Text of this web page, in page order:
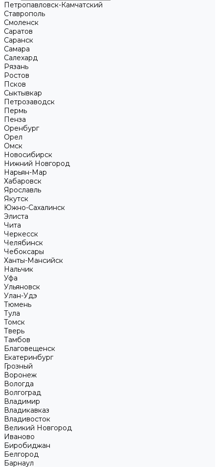
Петропавловск-Камчатский
Ставрополь
Смоленск
Саратов
Саранск
Самара
Салехард
Рязань
Ростов
Псков
Сыктывкар
Петрозаводск
Пермь
Пенза
Оренбург
Орел
Омск
Новосибирск
Нижний Новгород
Нарьян-Мар
Хабаровск
Ярославль
Якутск
Южно-Сахалинск
Элиста
Чита
Черкесск
Челябинск
Чебоксары
Ханты-Мансийск
Нальчик
Уфа
Ульяновск
Улан-Удэ
Тюмень
Тула
Томск
Тверь
Тамбов
Благовещенск
Екатеринбург
Грозный
Воронеж
Вологда
Волгоград
Владимир
Владикавказ
Владивосток
Великий Новгород
Иваново
Биробиджан
Белгород
Барнаул